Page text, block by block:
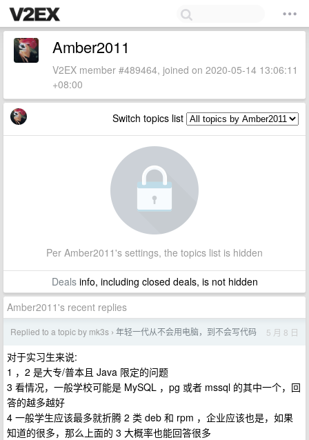
Amber2011
V2EX member #489464, joined on 2020-05-14 13:06:11
+08:00
Switch topics list
Per Amber2011's settings, the topics list is hidden
Dealsinfo, including closed deals, is not hidden
Amber2011's recent replies
Replied to a topic by mk3s › 年轻一代从不会用电脑，到不会写代码 5 月 8 日
对于实习生来说:
1 ，2 是大专/普本且 Java 限定的问题
3 看情况，一般学校可能是 MySQL ，pg 或者 mssql 的其中一个，回
答的越多越好
4 一般学生应该最多就折腾 2 类 deb 和 rpm ，企业应该也是，如果
知道的很多，那么上面的 3 大概率也能回答很多